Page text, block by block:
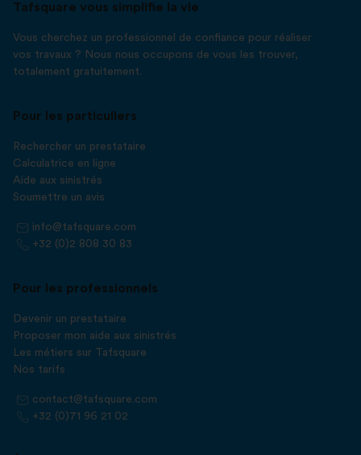
Tafsquare vous simplifie la vie
Vous cherchez un professionnel de confiance pour réaliser
vos travaux ? Nous nous occupons de vous les trouver,
totalement gratuitement.
Pour les particuliers
Rechercher un prestataire
Calculatrice en ligne
Aide aux sinistrés
Soumettre un avis
info@tafsquare.com
+32 (0)2 808 30 83
Pour les professionnels
Devenir un prestataire
Proposer mon aide aux sinistrés
Les métiers sur Tafsquare
Nos tarifs
contact@tafsquare.com
+32 (0)71 96 21 02